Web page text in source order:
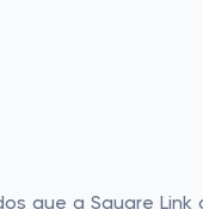
que a Square